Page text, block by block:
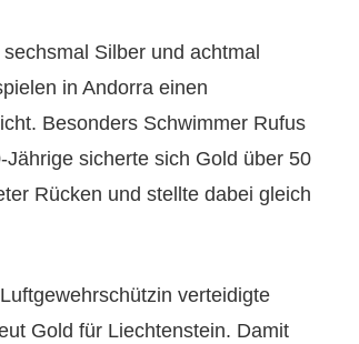
Silber und achtmal
in Andorra einen
Besonders Schwimmer Rufus
sicherte sich Gold über 50
Rücken und stellte dabei gleich
verteidigte
Gold für Liechtenstein. Damit